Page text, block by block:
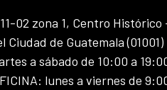
02 zona 1, Centro Histórico
Ciudad de Guatemala (01001)
a sábado de 10:00 a
lunes a viernes de